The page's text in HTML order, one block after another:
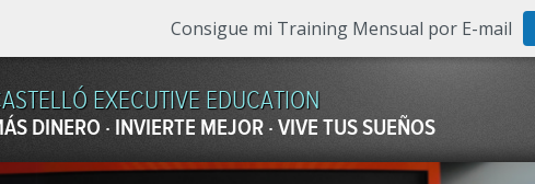
Consigue mi Training Mensual por E-mail
EXECUTIVE EDUCATION
DINERO · INVIERTE MEJOR · VIVE TUS SUEÑOS